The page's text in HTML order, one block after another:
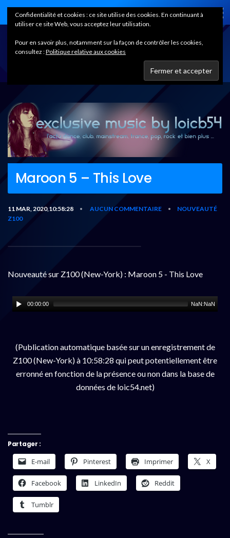
Home
Maroon 5 – This Love
11 MAR, 2020,10:58:28 • AUCUN COMMENTAIRE •
NOUVEAUTÉ
Z100
Nouveauté sur Z100 (New-York) : Maroon 5 - This Love
00:00:00 NaN:NaN
(Publication automatique basée sur un enregistrement de
Z100 (New-York) à 10:58:28 qui peut potentiellement être
erronné en fonction de la présence ou non dans la base de
données de loic54.net)
Partager :
E-mail Pinterest Imprimer X
Facebook LinkedIn Reddit
Tumblr
Confidentialité et cookies : ce site utilise des cookies. En continuant à
utiliser ce site Web, vous acceptez leur utilisation.
Pour en savoir plus, notamment sur la façon de contrôler les cookies,
consultez :Politique relative aux cookies